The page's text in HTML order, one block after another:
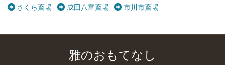
さくら斎場
成田八富斎場 市川市斎場
雅のおもてなし